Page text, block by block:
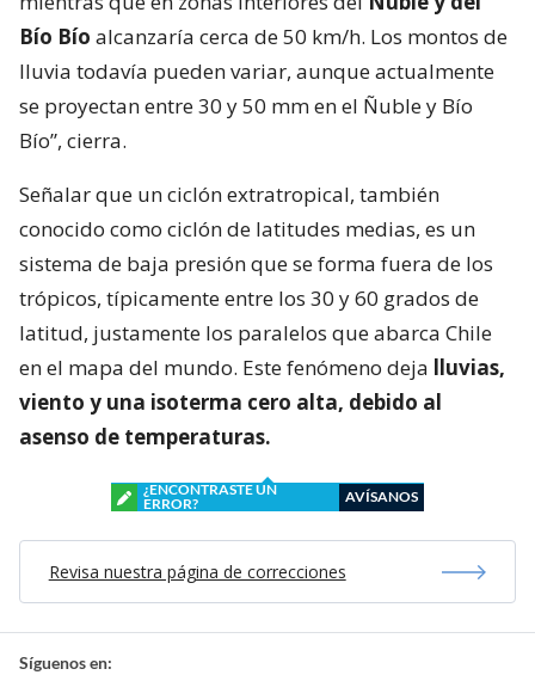
Bío Bío alcanzaría cerca de 50 km/h. Los montos de
lluvia todavía pueden variar, aunque actualmente
se proyectan entre 30 y 50 mm en el Ñuble y Bío
Bío”, cierra.
Señalar que un ciclón extratropical, también
conocido como ciclón de latitudes medias, es un
sistema de baja presión que se forma fuera de los
trópicos, típicamente entre los 30 y 60 grados de
latitud, justamente los paralelos que abarca Chile
en el mapa del mundo. Este fenómeno deja lluvias,
viento y una isoterma cero alta, debido al
asenso de temperaturas.
¿ENCONTRASTE UN
ERROR?
AVÍSANOS
Revisa nuestra página de correcciones
Síguenos en: